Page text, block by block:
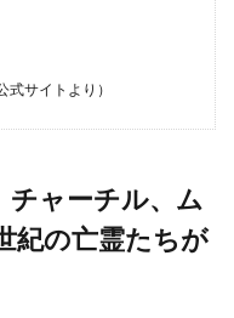
サイトより）
チャーチル、ム
紀の亡霊たちが